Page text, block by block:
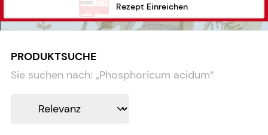
Rezept Einreichen
PRODUKTSUCHE
Sie suchen nach: „Phosphoricum acidum“